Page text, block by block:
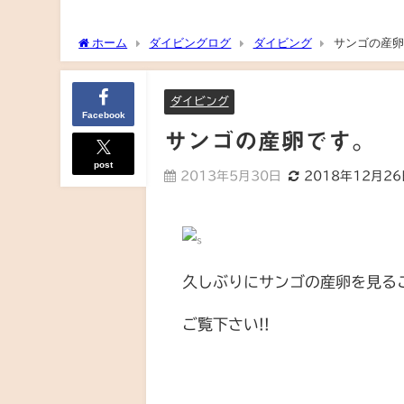
ホーム ダイビングログ ダイビング サンゴの産卵
Facebook
post
ダイビング
サンゴの産卵です。
2013年5月30日 2018年12月26
久しぶりにサンゴの産卵を見る
ご覧下さい!!